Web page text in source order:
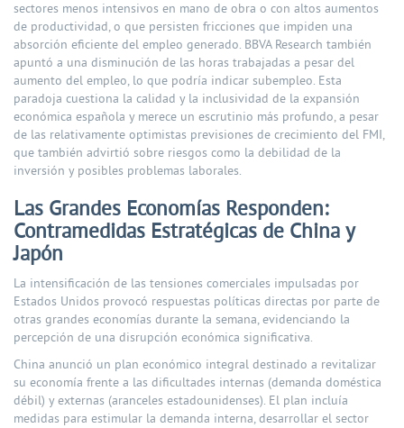
sectores menos intensivos en mano de obra o con altos aumentos
de productividad, o que persisten fricciones que impiden una
absorción eficiente del empleo generado. BBVA Research también
apuntó a una disminución de las horas trabajadas a pesar del
aumento del empleo, lo que podría indicar subempleo. Esta
paradoja cuestiona la calidad y la inclusividad de la expansión
económica española y merece un escrutinio más profundo, a pesar
de las relativamente optimistas previsiones de crecimiento del FMI,
que también advirtió sobre riesgos como la debilidad de la
inversión y posibles problemas laborales.
Las Grandes Economías Responden:
Contramedidas Estratégicas de China y
Japón
La intensificación de las tensiones comerciales impulsadas por
Estados Unidos provocó respuestas políticas directas por parte de
otras grandes economías durante la semana, evidenciando la
percepción de una disrupción económica significativa.
China anunció un plan económico integral destinado a revitalizar
su economía frente a las dificultades internas (demanda doméstica
débil) y externas (aranceles estadounidenses). El plan incluía
medidas para estimular la demanda interna, desarrollar el sector